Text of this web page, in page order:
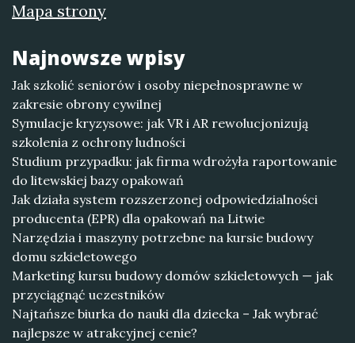
Mapa strony
Najnowsze wpisy
Jak szkolić seniorów i osoby niepełnosprawne w
zakresie obrony cywilnej
Symulacje kryzysowe: jak VR i AR rewolucjonizują
szkolenia z ochrony ludności
Studium przypadku: jak firma wdrożyła raportowanie
do litewskiej bazy opakowań
Jak działa system rozszerzonej odpowiedzialności
producenta (EPR) dla opakowań na Litwie
Narzędzia i maszyny potrzebne na kursie budowy
domu szkieletowego
Marketing kursu budowy domów szkieletowych — jak
przyciągnąć uczestników
Najtańsze biurka do nauki dla dziecka – Jak wybrać
najlepsze w atrakcyjnej cenie?